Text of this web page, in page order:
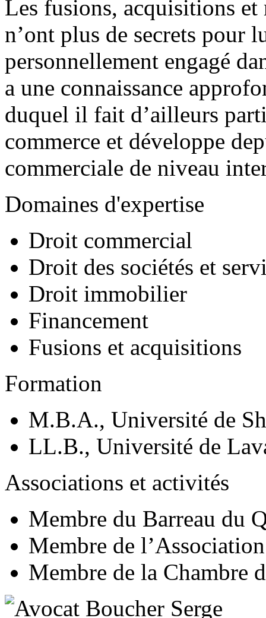
Les fusions, acquisitions et
n’ont plus de secrets pour
personnellement engagé
a une connaissance
duquel il fait d’ailleurs
commerce et développe
commerciale de niveau
Domaines d'expertise
Droit commercial
Droit des sociétés et
Droit immobilier
Financement
Fusions et acquisitions
Formation
M.B.A., Université de
LL.B., Université de
Associations et activités
Membre du Barreau du
Membre de
Membre de la Chambre